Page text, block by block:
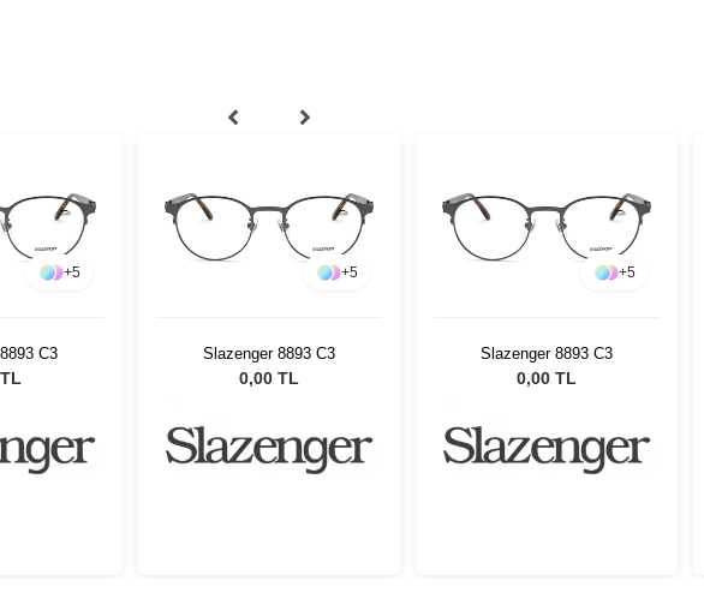
+5
C3
+5
Slazenger 8893 C3
0,00 TL
+5
Slazenger 8893 C3
0,00 TL